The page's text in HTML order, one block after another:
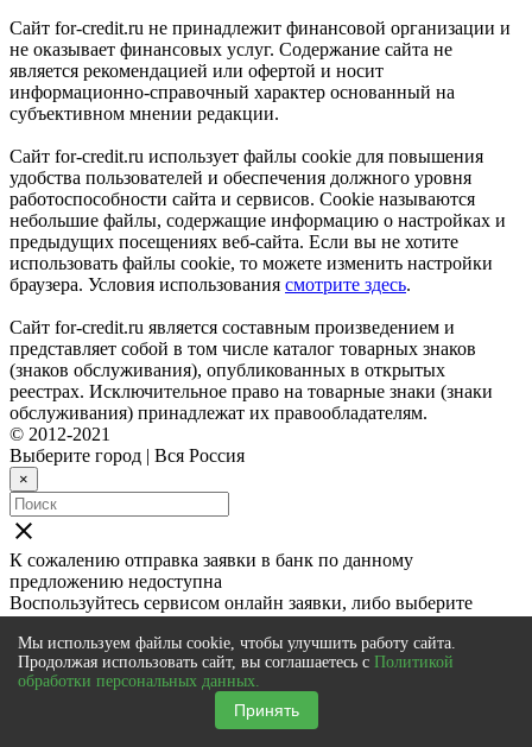
Сайт for-credit.ru не принадлежит финансовой организации и
не оказывает финансовых услуг. Содержание сайта не
является рекомендацией или офертой и носит
информационно-справочный характер основанный на
субъективном мнении редакции.
Сайт for-credit.ru использует файлы cookie для повышения
удобства пользователей и обеспечения должного уровня
работоспособности сайта и сервисов. Cookie называются
небольшие файлы, содержащие информацию о настройках и
предыдущих посещениях веб-сайта. Если вы не хотите
использовать файлы cookie, то можете изменить настройки
браузера. Условия использования смотрите здесь.
Сайт for-credit.ru является составным произведением и
представляет собой в том числе каталог товарных знаков
(знаков обслуживания), опубликованных в открытых
реестрах. Исключительное право на товарные знаки (знаки
обслуживания) принадлежат их правообладателям.
© 2012-2021
Выберите город | Вся Россия
×
close
К сожалению отправка заявки в банк по данному
предложению недоступна
Воспользуйтесь сервисом онлайн заявки, либо выберите
Онлайн заявка на кредит во все банки
Просто заполните единую анкету и за 1 час ее одобрят до 5
банков
Мы используем файлы cookie, чтобы улучшить работу сайта.
Продолжая использовать сайт, вы соглашаетесь с Политикой
обработки персональных данных.
Принять